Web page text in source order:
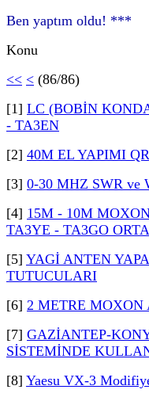
Ben yaptım oldu! ***
Konu
<< < (86/86)
[1] LC (BOBİN
- TA3EN
[2] 40M EL YAPIMI
[3] 0-30 MHZ SWR ve
[4] 15M - 10M
TA3YE - TA3GO
[5] YAGİ ANTEN
TUTUCULARI
[6] 2 METRE
[7] GAZİANTEP-
SİSTEMİNDE
[8] Yaesu VX-3